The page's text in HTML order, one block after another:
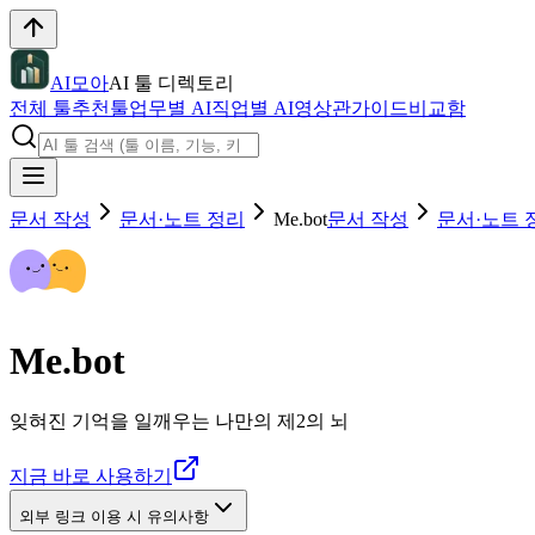
AI모아AI 툴 디렉토리
전체 툴추천툴업무별 AI직업별 AI영상관가이드비교함
문서 작성 문서·노트 정리 Me.bot문서 작성 문서·노트
Me.bot
잊혀진 기억을 일깨우는 나만의 제2의 뇌
지금 바로 사용하기
외부 링크 이용 시 유의사항